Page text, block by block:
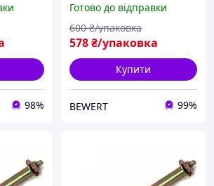
98%
Готово до відправки
578₴/упаковка
600 ₴/упаковка
Купити
BEWERT 99%